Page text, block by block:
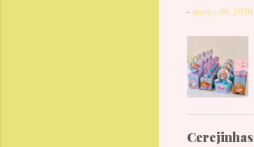
- março 09, 2026
Cerejinhas